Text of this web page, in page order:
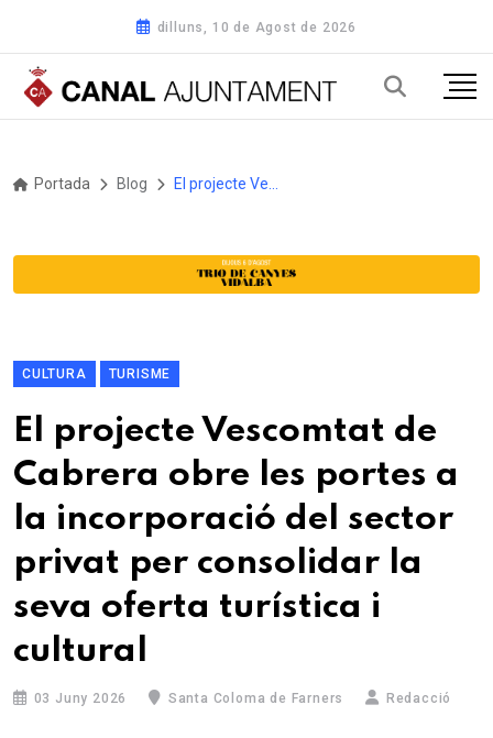
dilluns, 10 de Agost de 2026
Portada Blog
CULTURA TURISME
El projecte Vescomtat de
Cabrera obre les portes a
la incorporació del sector
privat per consolidar la
seva oferta turística i
cultural
03 Juny 2026 Santa Coloma de Farners Redacció